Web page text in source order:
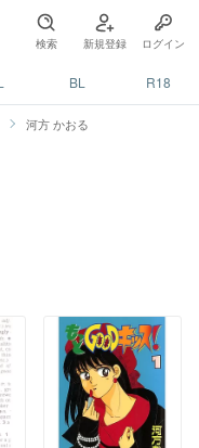
検索 新規登録 ログイン
BL R18
河方 かおる